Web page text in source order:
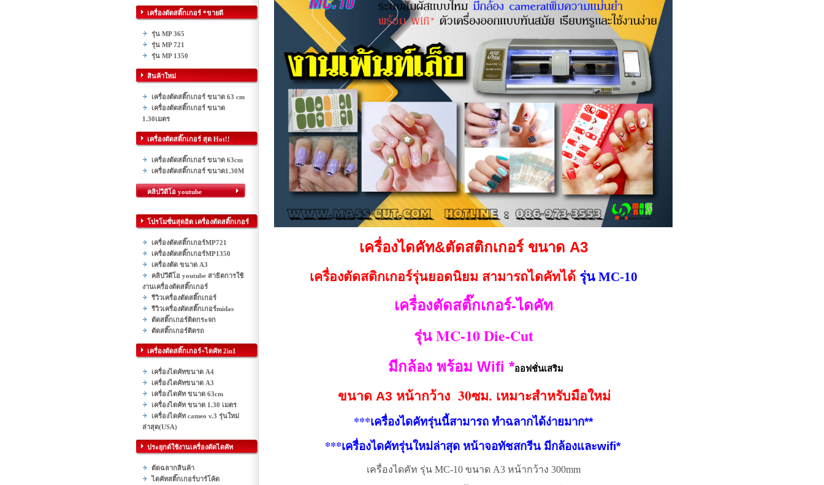
เครื่องตัดสติ๊กเกอร์ *ขายดี
รุ่น MP 365
รุ่น MP 721
รุ่น MP 1350
สินค้าใหม่
เครื่องตัดสติ๊กเกอร์ ขนาด 63 cm
เครื่องตัดสติ๊กเกอร์ ขนาด
1.30เมตร
เครื่องตัดสติ๊กเกอร์ สุด Hot!!
เครื่องตัดสติ๊กเกอร์ ขนาด 63cm
เครื่องตัดสติ๊กเกอร์ ขนาด1.30M
คลิปวีดีโอ youtube
โปรโมชั่นสุดฮิต เครื่องตัดสติ๊กเกอร์
เครื่องตัดสติ๊กเกอร์MP721
เครื่องตัดสติ๊กเกอร์MP1350
เครื่องตัด ขนาด A3
คลิปวีดีโอ youtube สาธิตการใช้
งานเครื่องตัดสติ๊กเกอร์
รีวิวเครื่องตัดสติ๊กเกอร์
รีวิวเครื่องตัดสติ๊กเกอร์midas
ตัดสติ๊กเกอร์ติดกระจก
ตัดสติ๊กเกอร์ติดรถ
เครื่องตัดสติ๊กเกอร์+ไดคัท 2in1
เครื่องไดคัทขนาด A4
เครื่องไดคัทขนาด A3
เครื่องไดคัท ขนาด 63cm
เครื่องไดคัท ขนาด 1.30 เมตร
เครื่องไดคัท cameo v.3 รุ่นใหม่
ล่าสุด(USA)
ประยุกต์ใช้งานเครื่องตัดไดคัท
ตัดฉลากสินค้า
ไดคัทสติ๊กเกอร์บาร์โค้ด
เครื่องไดคัท&ตัดสติกเกอร์ ขนาด A3
เครื่องตัดสติกเกอร์รุ่นยอดนิยม สามารถไดคัทได้ รุ่น MC-10
เครื่องตัดสติ๊กเกอร์-ไดคัท
รุ่น MC-10 Die-Cut
มีกล้อง พร้อม Wifi *ออฟชั่นเสริม
ขนาด A3 หน้ากว้าง 30ซม. เหมาะสำหรับมือใหม่
***เครื่องไดคัทรุ่นนี้สามารถ ทำฉลากได้ง่ายมาก**
***เครื่องไดคัทรุ่นใหม่ล่าสุด หน้าจอทัชสกรีน มีกล้องและwifi*
เครื่องไดคัท รุ่น MC-10 ขนาด A3 หน้ากว้าง 300mm